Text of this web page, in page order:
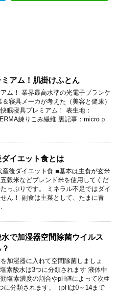
アム！肌掛けふとん
ム！ 業界最高水準の光電子ブランケ
＆寝具メーカが考えた（美容と健康）
眠寝具プレミアム！ 表生地：
練りこみ繊維 裏記事：micro p
ダイエット食とは
産後ダイエット食 ■基本は主食が玄米
穀米などブレンド米を使用してくだ
っぷりです。 ミネラル不足ではダイ
ん！ 副食は主菜として、たまに青
で加湿器空間除菌ウイルス
加湿器に入れて空間除菌しましょ
素酸水は3つに分類されます 液体中
塩素濃度の割合やpH値によって次亜
に分類されます。（pHは0～14まで